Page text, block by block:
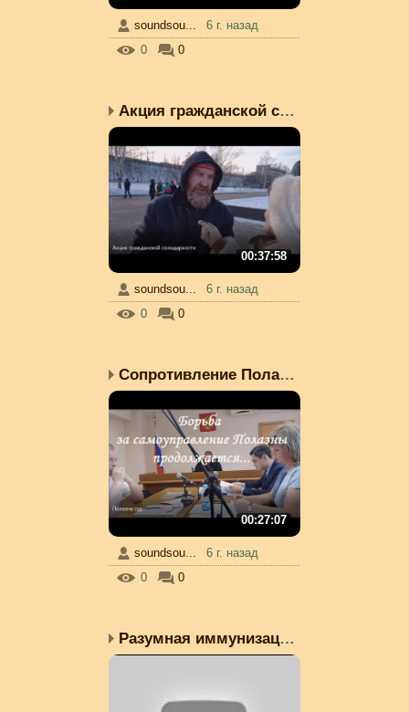
soundsou...
6 г. назад
0
0
Акция гражданской солид...
00:37:58
soundsou...
6 г. назад
0
0
Сопротивление Полазны п...
00:27:07
soundsou...
6 г. назад
0
0
Разумная иммунизация - ...